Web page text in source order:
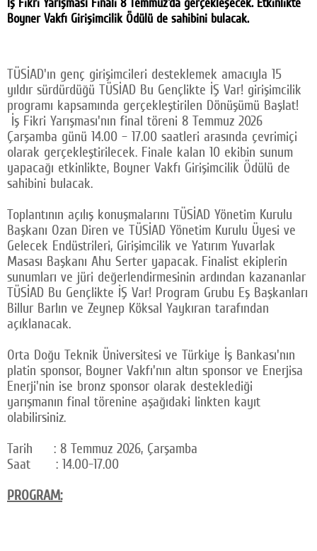
Facebook
Google Plus
© 2026 TÜM HAKLARI SAKLIDIR
Boyner Vakfı Girişimcilik Ödülü de sahibini bulacak.
TÜSİAD'ın genç girişimcileri desteklemek amacıyla 15
yıldır sürdürdüğü TÜSİAD Bu Gençlikte İŞ Var! girişimcilik
programı kapsamında gerçekleştirilen Dönüşümü Başlat!
İş Fikri Yarışması'nın final töreni 8 Temmuz 2026
Çarşamba günü 14.00 – 17.00 saatleri arasında çevrimiçi
olarak gerçekleştirilecek. Finale kalan 10 ekibin sunum
yapacağı etkinlikte, Boyner Vakfı Girişimcilik Ödülü de
sahibini bulacak.
Toplantının açılış konuşmalarını TÜSİAD Yönetim Kurulu
Başkanı Ozan Diren ve TÜSİAD Yönetim Kurulu Üyesi ve
Gelecek Endüstrileri, Girişimcilik ve Yatırım Yuvarlak
Masası Başkanı Ahu Serter yapacak. Finalist ekiplerin
sunumları ve jüri değerlendirmesinin ardından kazananlar
TÜSİAD Bu Gençlikte İŞ Var! Program Grubu Eş Başkanları
Billur Barlın ve Zeynep Köksal Yaykıran tarafından
açıklanacak.
Orta Doğu Teknik Üniversitesi ve Türkiye İş Bankası'nın
platin sponsor, Boyner Vakfı'nın altın sponsor ve Enerjisa
Enerji'nin ise bronz sponsor olarak desteklediği
yarışmanın final törenine aşağıdaki linkten kayıt
olabilirsiniz.
Tarih : 8 Temmuz 2026, Çarşamba
Saat : 14.00-17.00
PROGRAM: